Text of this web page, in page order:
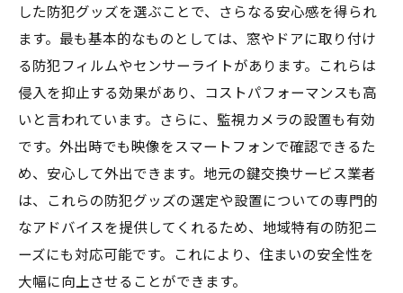
した防犯グッズを選ぶことで、さらなる安心感を得られ
ます。最も基本的なものとしては、窓やドアに取り付け
る防犯フィルムやセンサーライトがあります。これらは
侵入を抑止する効果があり、コストパフォーマンスも高
いと言われています。さらに、監視カメラの設置も有効
です。外出時でも映像をスマートフォンで確認できるた
め、安心して外出できます。地元の鍵交換サービス業者
は、これらの防犯グッズの選定や設置についての専門的
なアドバイスを提供してくれるため、地域特有の防犯ニ
ーズにも対応可能です。これにより、住まいの安全性を
大幅に向上させることができます。